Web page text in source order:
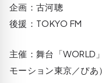
企画：古河聰
後援：TOKYO FM
主催：舞台「WORLD
モーション東京／ぴあ）